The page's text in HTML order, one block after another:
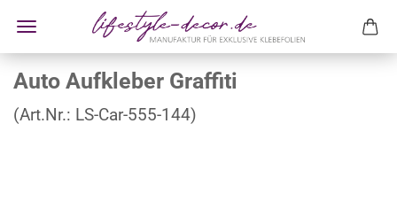
Auto Aufkleber Graffiti
(Art.Nr.: LS-Car-555-144)